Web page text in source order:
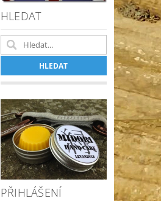
HLEDAT
PŘIHLÁŠENÍ